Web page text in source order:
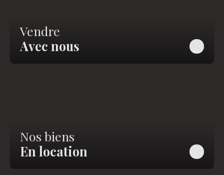
Vendre
Avec nous
Nos biens
En location